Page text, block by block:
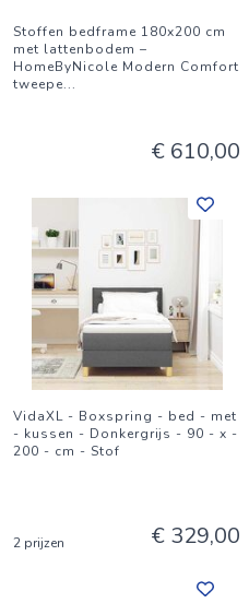
Stoffen bedframe 180x200 cm
met lattenbodem –
HomeByNicole Modern Comfort
tweepe...
€ 610,00
VidaXL - Boxspring - bed - met
- kussen - Donkergrijs - 90 - x -
200 - cm - Stof
2 prijzen € 329,00